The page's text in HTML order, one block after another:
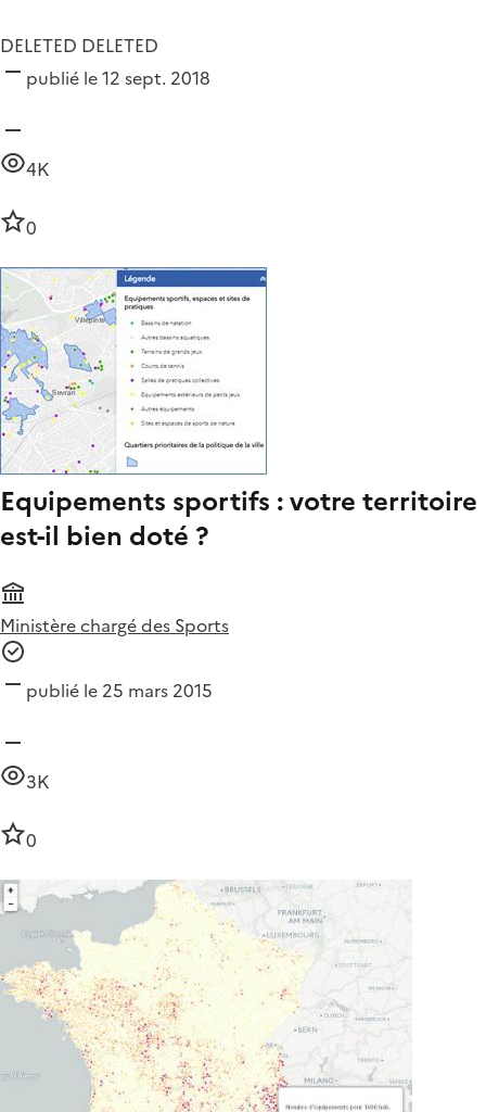
DELETED DELETED
publié le 12 sept. 2018
4K
0
Equipements sportifs : votre territoire
est-il bien doté ?
Ministère chargé des Sports
publié le 25 mars 2015
3K
0